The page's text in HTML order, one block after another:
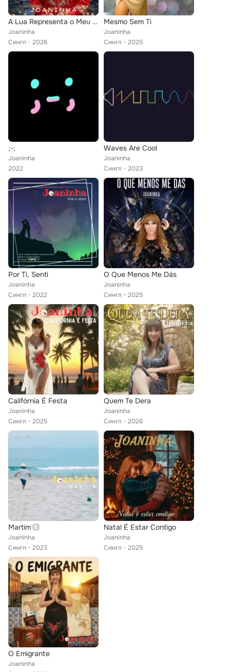
A Lua Representa o Meu Coração
Joaninha
Сингл
2026
Mesmo Sem Ti
Joaninha
Сингл
2025
;-;
Joaninha
2022
Waves Are Cool
Joaninha
Сингл
2023
Por Ti, Senti
Joaninha
Сингл
2022
O Que Menos Me Dás
Joaninha
Сингл
2025
Califórnia É Festa
Joaninha
Сингл
2025
Quem Te Dera
Joaninha
Сингл
2026
Martim
Joaninha
Сингл
2023
Natal É Estar Contigo
Joaninha
Сингл
2025
O Emigrante
Joaninha